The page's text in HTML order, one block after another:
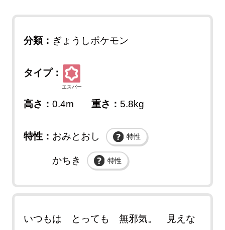
分類： ぎょうしポケモン
タイプ：
エスパー
高さ： 0.4m 重さ： 5.8kg
特性： おみとおし 特性
かちき 特性
いつもは とっても 無邪気。 見えな